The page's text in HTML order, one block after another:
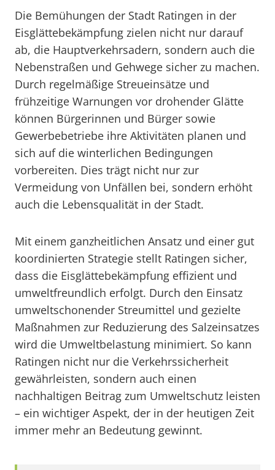
Die Bemühungen der Stadt Ratingen in der
Eisglättebekämpfung zielen nicht nur darauf
ab, die Hauptverkehrsadern, sondern auch die
Nebenstraßen und Gehwege sicher zu machen.
Durch regelmäßige Streueinsätze und
frühzeitige Warnungen vor drohender Glätte
können Bürgerinnen und Bürger sowie
Gewerbebetriebe ihre Aktivitäten planen und
sich auf die winterlichen Bedingungen
vorbereiten. Dies trägt nicht nur zur
Vermeidung von Unfällen bei, sondern erhöht
auch die Lebensqualität in der Stadt.
Mit einem ganzheitlichen Ansatz und einer gut
koordinierten Strategie stellt Ratingen sicher,
dass die Eisglättebekämpfung effizient und
umweltfreundlich erfolgt. Durch den Einsatz
umweltschonender Streumittel und gezielte
Maßnahmen zur Reduzierung des Salzeinsatzes
wird die Umweltbelastung minimiert. So kann
Ratingen nicht nur die Verkehrssicherheit
gewährleisten, sondern auch einen
nachhaltigen Beitrag zum Umweltschutz leisten
– ein wichtiger Aspekt, der in der heutigen Zeit
immer mehr an Bedeutung gewinnt.